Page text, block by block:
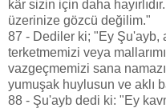
kâr sizin için daha
üzerinize gözcü değilim."
87 - Dediler ki; "Ey Şu'ayb,
terketmemizi veya
vazgeçmemizi sana
yumuşak huylusun ve aklı
88 - Şu'ayb dedi ki: "Ey